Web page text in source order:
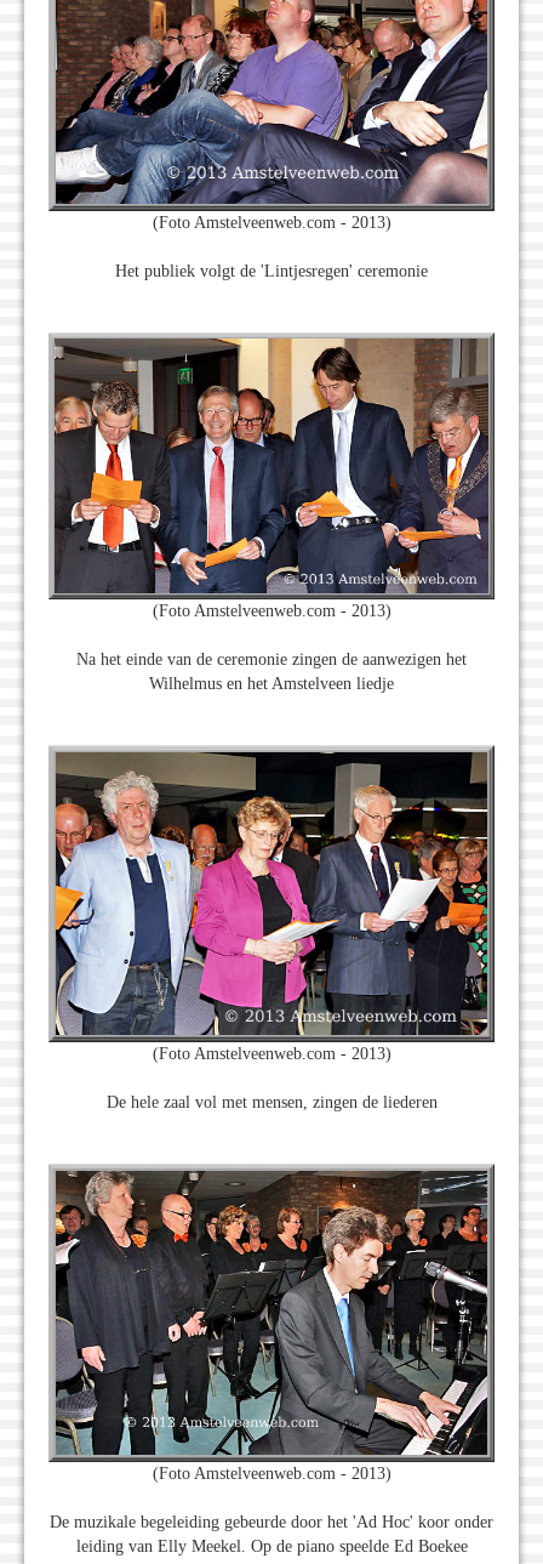
(Foto Amstelveenweb.com - 2013)
Het publiek volgt de 'Lintjesregen' ceremonie
(Foto Amstelveenweb.com - 2013)
Na het einde van de ceremonie zingen de aanwezigen het
Wilhelmus en het Amstelveen liedje
(Foto Amstelveenweb.com - 2013)
De hele zaal vol met mensen, zingen de liederen
(Foto Amstelveenweb.com - 2013)
De muzikale begeleiding gebeurde door het 'Ad Hoc' koor onder
leiding van Elly Meekel. Op de piano speelde Ed Boekee